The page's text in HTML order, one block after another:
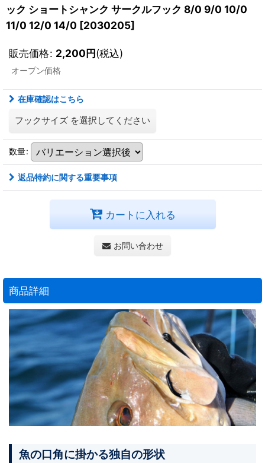
ック ショートシャンク サークルフック 8/0 9/0 10/0
11/0 12/0 14/0 [2030205]
販売価格: 2,200円(税込)
オープン価格
在庫確認はこちら
フックサイズ を選択してください
数量:
返品特約に関する重要事項
カートに入れる
お問い合わせ
商品詳細
魚の口角に掛かる独自の形状